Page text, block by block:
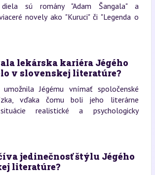
diela sú romány "Adam Šangala" a
novely ako "Kuruci" či "Legenda o
lekárska kariéra Jégého
v slovenskej literatúre?
umožnila Jégému vnímať spoločenské
vďaka čomu boli jeho literárne
realistické a psychologicky
jedinečnosť štýlu Jégého
literatúre?